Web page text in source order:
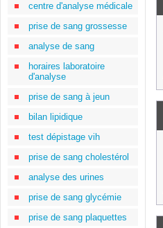
centre d'analyse médicale
prise de sang grossesse
analyse de sang
horaires laboratoire
d'analyse
prise de sang à jeun
bilan lipidique
test dépistage vih
prise de sang cholestérol
analyse des urines
prise de sang glycémie
prise de sang plaquettes